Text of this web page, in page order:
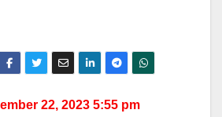
22, 2023 5:55 pm